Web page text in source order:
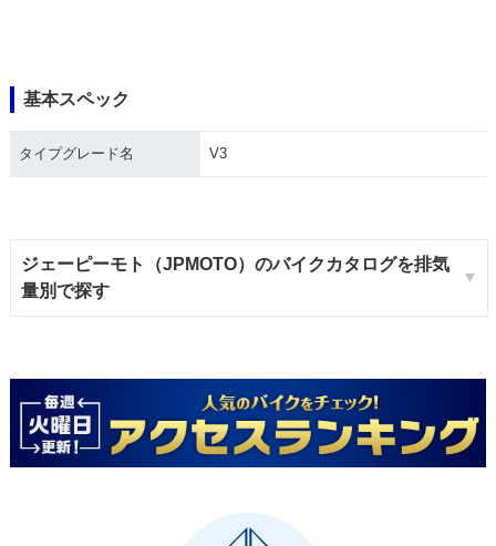
基本スペック
タイプグレード名 V3
ジェーピーモト（JPMOTO）のバイクカタログを排気
量別で探す